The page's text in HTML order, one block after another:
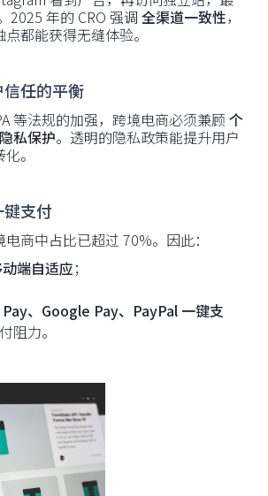
2025 年的 CRO 强调 全渠道一致性，
都能获得无缝体验。
任的平衡
等法规的加强，跨境电商必须兼顾 个
私保护。透明的隐私政策能提升用户
。
支付
商中占比已超过 70%。因此：
端自适应；
、Google Pay、PayPal 一键支
阻力。